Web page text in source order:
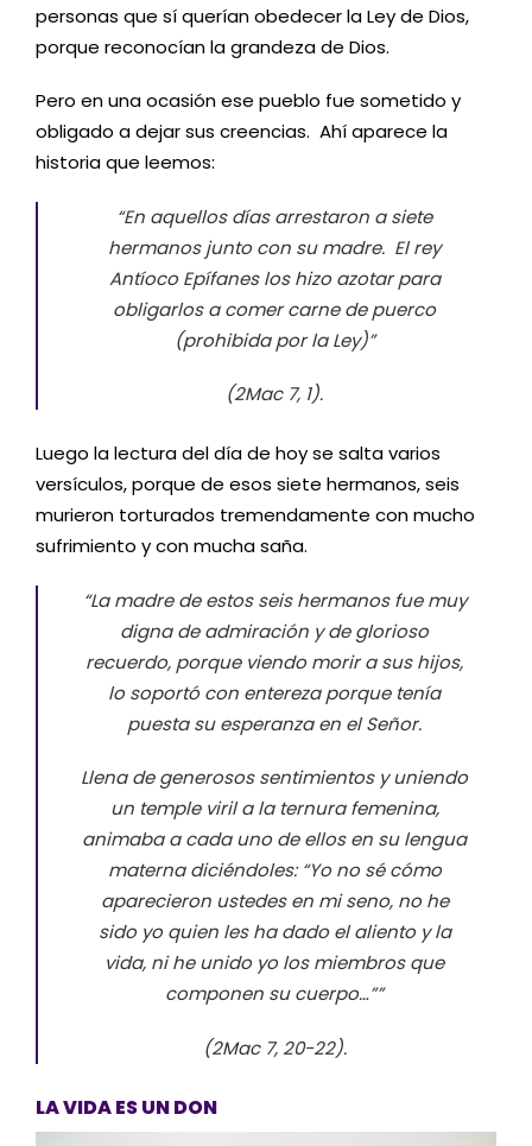
personas que sí querían obedecer la Ley de Dios,
porque reconocían la grandeza de Dios.
Pero en una ocasión ese pueblo fue sometido y
obligado a dejar sus creencias. Ahí aparece la
historia que leemos:
“En aquellos días arrestaron a siete
hermanos junto con su madre. El rey
Antíoco Epífanes los hizo azotar para
obligarlos a comer carne de puerco
(prohibida por la Ley)”
(2Mac 7, 1).
Luego la lectura del día de hoy se salta varios
versículos, porque de esos siete hermanos, seis
murieron torturados tremendamente con mucho
sufrimiento y con mucha saña.
“La madre de estos seis hermanos fue muy
digna de admiración y de glorioso
recuerdo, porque viendo morir a sus hijos,
lo soportó con entereza porque tenía
puesta su esperanza en el Señor.
Llena de generosos sentimientos y uniendo
un temple viril a la ternura femenina,
animaba a cada uno de ellos en su lengua
materna diciéndoles: “Yo no sé cómo
aparecieron ustedes en mi seno, no he
sido yo quien les ha dado el aliento y la
vida, ni he unido yo los miembros que
componen su cuerpo…””
(2Mac 7, 20-22).
LA VIDA ES UN DON